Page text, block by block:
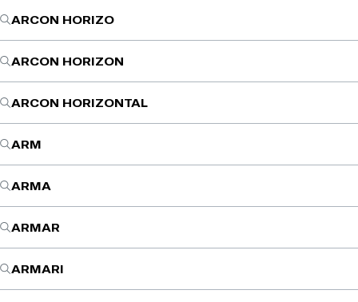
ARCON HORIZO
ARCON HORIZON
ARCON HORIZONTAL
ARM
ARMA
ARMAR
ARMARI